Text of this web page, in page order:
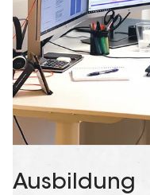
Ausbildung